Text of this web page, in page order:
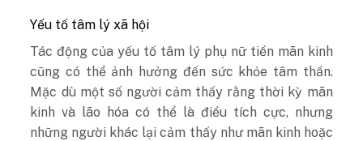
Yếu tố tâm lý xã hội
Tác động của yếu tố tâm lý phụ nữ tiền mãn kinh
cũng có thể ảnh hưởng đến sức khỏe tâm thần.
Mặc dù một số người cảm thấy rằng thời kỳ mãn
kinh và lão hóa có thể là điều tích cực, nhưng
những người khác lại cảm thấy như mãn kinh hoặc